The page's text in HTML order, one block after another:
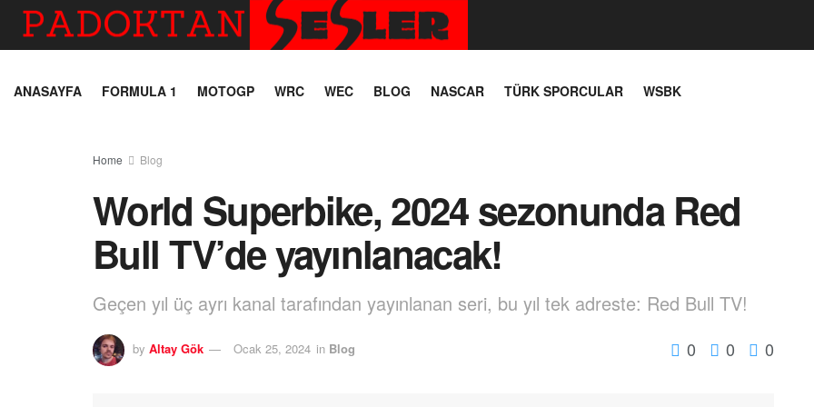
ANASAYFA FORMULA 1 MOTOGP WRC WEC BLOG NASCAR TÜRK SPORCULAR WSBK
Home Blog
World Superbike, 2024 sezonunda Red
Bull TV’de yayınlanacak!
Geçen yıl üç ayrı kanal tarafından yayınlanan seri, bu yıl tek adreste: Red Bull TV!
by Altay Gök Ocak 25, 2024 in Blog 0 0 0